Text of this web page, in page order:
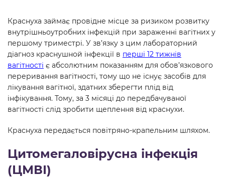
Краснуха займає провідне місце за ризиком розвитку
внутрішньоутробних інфекцій при зараженні вагітних у
першому триместрі. У зв’язку з цим лабораторний
діагноз краснушной інфекції в перші 12 тижнів
вагітності є абсолютним показанням для обов’язкового
переривання вагітності, тому що не існує засобів для
лікування вагітної, здатних зберегти плід від
інфікування. Тому, за 3 місяці до передбачуваної
вагітності слід зробити щеплення від краснухи.
Краснуха передається повітряно-крапельним шляхом.
Цитомегаловірусна інфекція
(ЦМВІ)